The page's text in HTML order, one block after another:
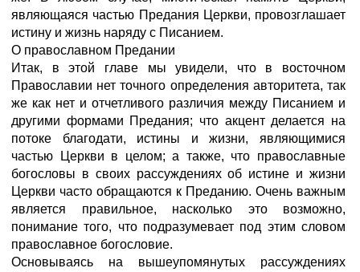
являющаяся частью Предания Церкви, провозглашает
истину и жизнь наряду с Писанием.
О православном Предании
Итак, в этой главе мы увидели, что в восточном
Православии нет точного определения авторитета, так
же как нет и отчетливого различия между Писанием и
другими формами Предания; что акцент делается на
потоке благодати, истины и жизни, являющимися
частью Церкви в целом; а также, что православные
богословы в своих рассуждениях об истине и жизни
Церкви часто обращаются к Преданию. Очень важным
является правильное, насколько это возможно,
понимание того, что подразумевает под этим словом
православное богословие.
Основываясь на вышеупомянутых рассуждениях